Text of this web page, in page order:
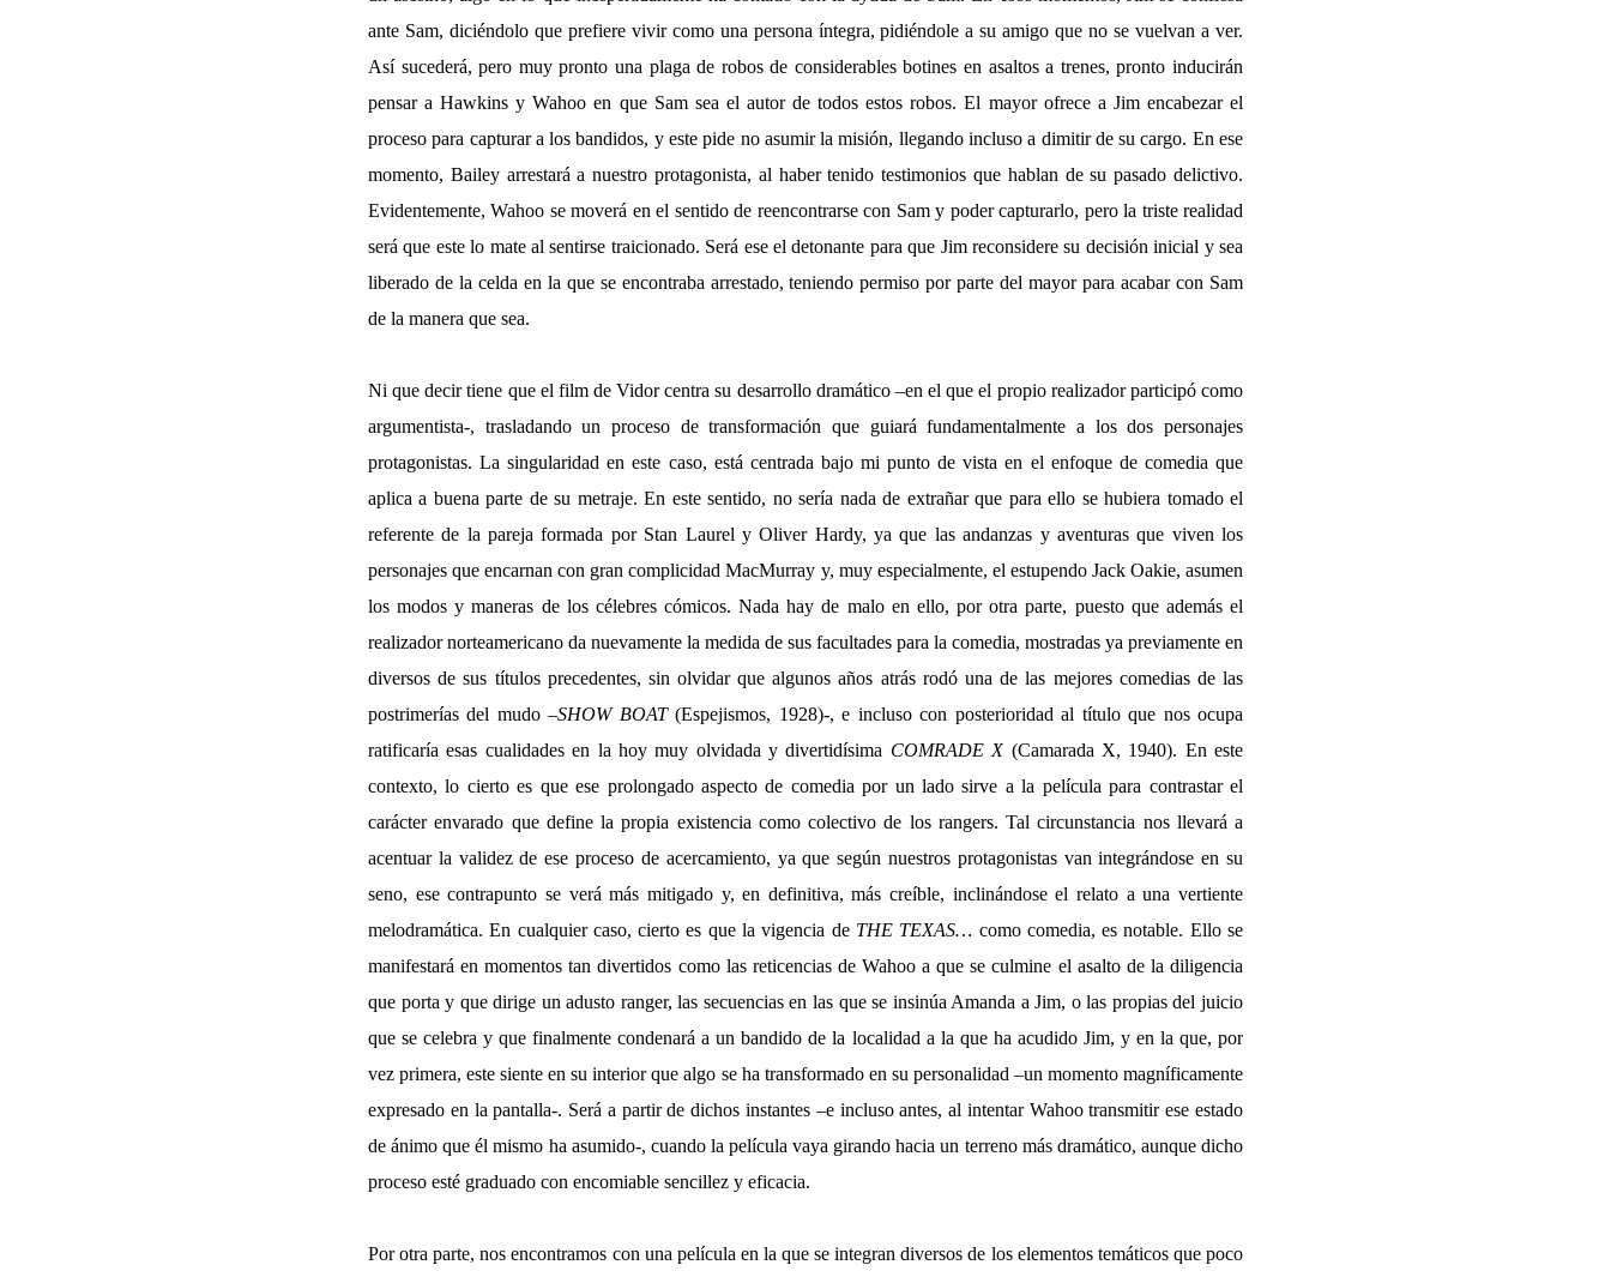
ante Sam, diciéndolo que prefiere vivir como una persona íntegra, pidiéndole a su amigo que no se vuelvan a ver.
Así sucederá, pero muy pronto una plaga de robos de considerables botines en asaltos a trenes, pronto inducirán
pensar a Hawkins y Wahoo en que Sam sea el autor de todos estos robos. El mayor ofrece a Jim encabezar el
proceso para capturar a los bandidos, y este pide no asumir la misión, llegando incluso a dimitir de su cargo. En ese
momento, Bailey arrestará a nuestro protagonista, al haber tenido testimonios que hablan de su pasado delictivo.
Evidentemente, Wahoo se moverá en el sentido de reencontrarse con Sam y poder capturarlo, pero la triste realidad
será que este lo mate al sentirse traicionado. Será ese el detonante para que Jim reconsidere su decisión inicial y sea
liberado de la celda en la que se encontraba arrestado, teniendo permiso por parte del mayor para acabar con Sam
de la manera que sea.
Ni que decir tiene que el film de Vidor centra su desarrollo dramático –en el que el propio realizador participó como
argumentista-, trasladando un proceso de transformación que guiará fundamentalmente a los dos personajes
protagonistas. La singularidad en este caso, está centrada bajo mi punto de vista en el enfoque de comedia que
aplica a buena parte de su metraje. En este sentido, no sería nada de extrañar que para ello se hubiera tomado el
referente de la pareja formada por Stan Laurel y Oliver Hardy, ya que las andanzas y aventuras que viven los
personajes que encarnan con gran complicidad MacMurray y, muy especialmente, el estupendo Jack Oakie, asumen
los modos y maneras de los célebres cómicos. Nada hay de malo en ello, por otra parte, puesto que además el
realizador norteamericano da nuevamente la medida de sus facultades para la comedia, mostradas ya previamente en
diversos de sus títulos precedentes, sin olvidar que algunos años atrás rodó una de las mejores comedias de las
postrimerías del mudo –SHOW BOAT(Espejismos, 1928)-, e incluso con posterioridad al título que nos ocupa
ratificaría esas cualidades en la hoy muy olvidada y divertidísima COMRADE X(Camarada X, 1940). En este
contexto, lo cierto es que ese prolongado aspecto de comedia por un lado sirve a la película para contrastar el
carácter envarado que define la propia existencia como colectivo de los rangers. Tal circunstancia nos llevará a
acentuar la validez de ese proceso de acercamiento, ya que según nuestros protagonistas van integrándose en su
seno, ese contrapunto se verá más mitigado y, en definitiva, más creíble, inclinándose el relato a una vertiente
melodramática. En cualquier caso, cierto es que la vigencia de THE TEXAS… como comedia, es notable. Ello se
manifestará en momentos tan divertidos como las reticencias de Wahoo a que se culmine el asalto de la diligencia
que porta y que dirige un adusto ranger, las secuencias en las que se insinúa Amanda a Jim, o las propias del juicio
que se celebra y que finalmente condenará a un bandido de la localidad a la que ha acudido Jim, y en la que, por
vez primera, este siente en su interior que algo se ha transformado en su personalidad –un momento magníficamente
expresado en la pantalla-. Será a partir de dichos instantes –e incluso antes, al intentar Wahoo transmitir ese estado
de ánimo que él mismo ha asumido-, cuando la película vaya girando hacia un terreno más dramático, aunque dicho
proceso esté graduado con encomiable sencillez y eficacia.
Por otra parte, nos encontramos con una película en la que se integran diversos de los elementos temáticos que poco